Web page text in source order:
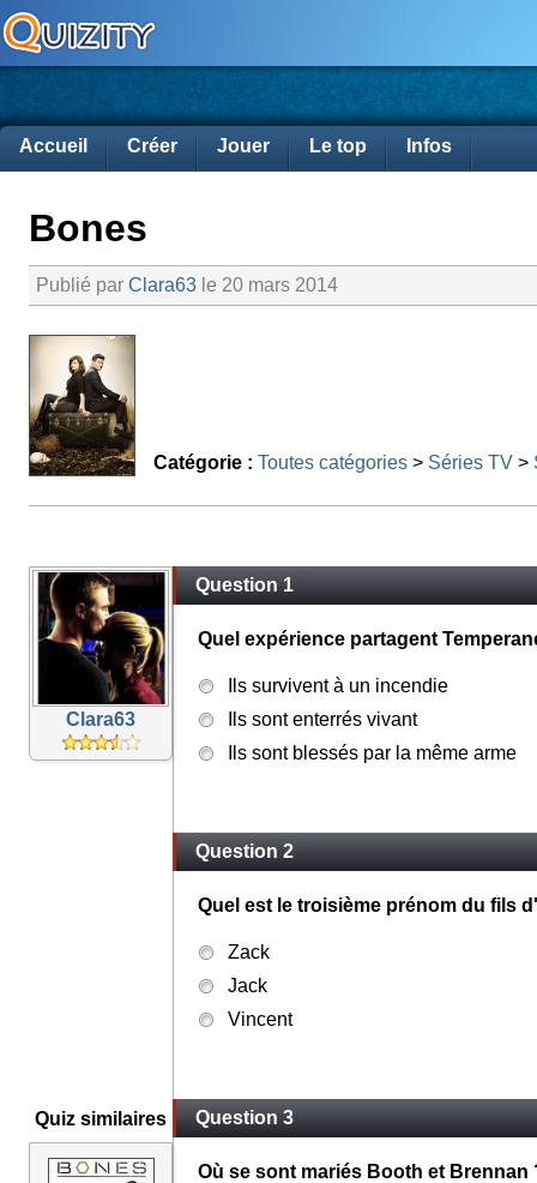
Accueil Créer Jouer Le top Infos
Bones
Publié par Clara63 le 20 mars 2014
Catégorie : Toutes catégories > Séries TV >
Clara63
Quiz similaires
Question 1
Quel expérience partagent
Ils survivent à un incendie
Ils sont enterrés vivant
Ils sont blessés par la même arme
Question 2
Quel est le troisième prénom du fils
Zack
Jack
Vincent
Question 3
Où se sont mariés Booth et Brennan